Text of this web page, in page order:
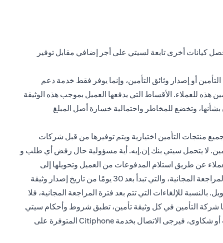
كيانات أخرى تابعة لسيتي على أجر إضافي مقابل توفير
أو إصدار وثائق التأمين، وإنما يوفر فقط خدمة دعم
هذه للعملاء. الأقساط التي يدفعها العميل بموجب هذه الوثيقة
بشأنها، وتخضع للمخاطر واحتمالية خسارة أصل المبلغ
منتجات التأمين اختيارية ويتم توفيرها من قبل شركات
لا يتحمل سيتي بنك إن.إيه. أية مسؤولية حال رفض أي طلب و
عن طريق استلام المدفوعات من العميل وتحويلها إلى
شركة التأمين، بالإضافة إلى إتاحة منتجات التأمين هذه للعملاء. يحق للعملاء إلغاء وثائق التأمين في أي وقت. إذا تم إلغاء الوثيقة خلال فترة المراجعة المجانية، والتي تبدأ بعد 30 يومًا من تاريخ إصدار وثيقة
للإلغاءات التي تتم بعد فترة المراجعة المجانية، فلا
شركة التأمين في كل وثيقة تأمين، تطبق شروط وأحكام سيتي
بنك، بصيغتها المعدلة من حين لآخر. للاطلاع على الشروط والأحكام الحالية، يرجى زيارة www.citibank.ae. إذا كانت لديك أي استفسارات أو شكاوى، فيرجى الاتصال بخدمة Citiphone المتوفرة على